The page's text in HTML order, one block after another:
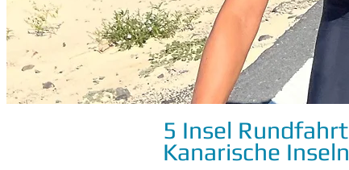
5 Insel Rundfahrt
Kanarische Inseln